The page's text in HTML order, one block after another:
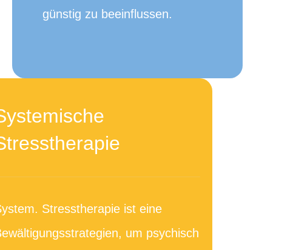
günstig zu beeinflussen.
Stresstherapie ist eine
um psychisch